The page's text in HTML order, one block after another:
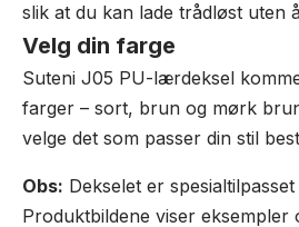
slik at du kan lade trådløst uten
Velg din farge
Suteni J05 PU-lærdeksel
farger – sort, brun og mørk
velge det som passer din stil
Obs: Dekselet er spesialtilpasset
Produktbildene viser eksempler